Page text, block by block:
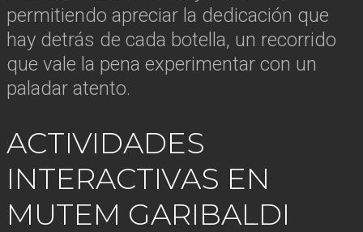
permitiendo apreciar la dedicación que
hay detrás de cada botella, un recorrido
que vale la pena experimentar con un
paladar atento.
ACTIVIDADES
INTERACTIVAS EN
MUTEM GARIBALDI